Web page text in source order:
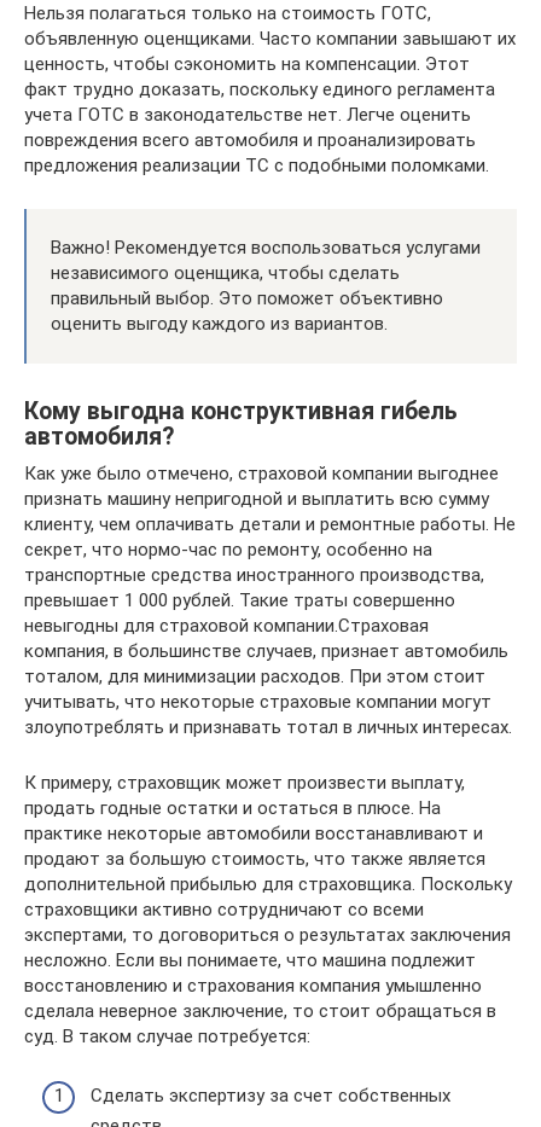
Нельзя полагаться только на стоимость ГОТС,
объявленную оценщиками. Часто компании завышают их
ценность, чтобы сэкономить на компенсации. Этот
факт трудно доказать, поскольку единого регламента
учета ГОТС в законодательстве нет. Легче оценить
повреждения всего автомобиля и проанализировать
предложения реализации ТС с подобными поломками.
Важно! Рекомендуется воспользоваться услугами
независимого оценщика, чтобы сделать
правильный выбор. Это поможет объективно
оценить выгоду каждого из вариантов.
Кому выгодна конструктивная гибель
автомобиля?
Как уже было отмечено, страховой компании выгоднее
признать машину непригодной и выплатить всю сумму
клиенту, чем оплачивать детали и ремонтные работы. Не
секрет, что нормо-час по ремонту, особенно на
транспортные средства иностранного производства,
превышает 1 000 рублей. Такие траты совершенно
невыгодны для страховой компании.Страховая
компания, в большинстве случаев, признает автомобиль
тоталом, для минимизации расходов. При этом стоит
учитывать, что некоторые страховые компании могут
злоупотреблять и признавать тотал в личных интересах.
К примеру, страховщик может произвести выплату,
продать годные остатки и остаться в плюсе. На
практике некоторые автомобили восстанавливают и
продают за большую стоимость, что также является
дополнительной прибылью для страховщика. Поскольку
страховщики активно сотрудничают со всеми
экспертами, то договориться о результатах заключения
несложно. Если вы понимаете, что машина подлежит
восстановлению и страхования компания умышленно
сделала неверное заключение, то стоит обращаться в
суд. В таком случае потребуется:
Сделать экспертизу за счет собственных